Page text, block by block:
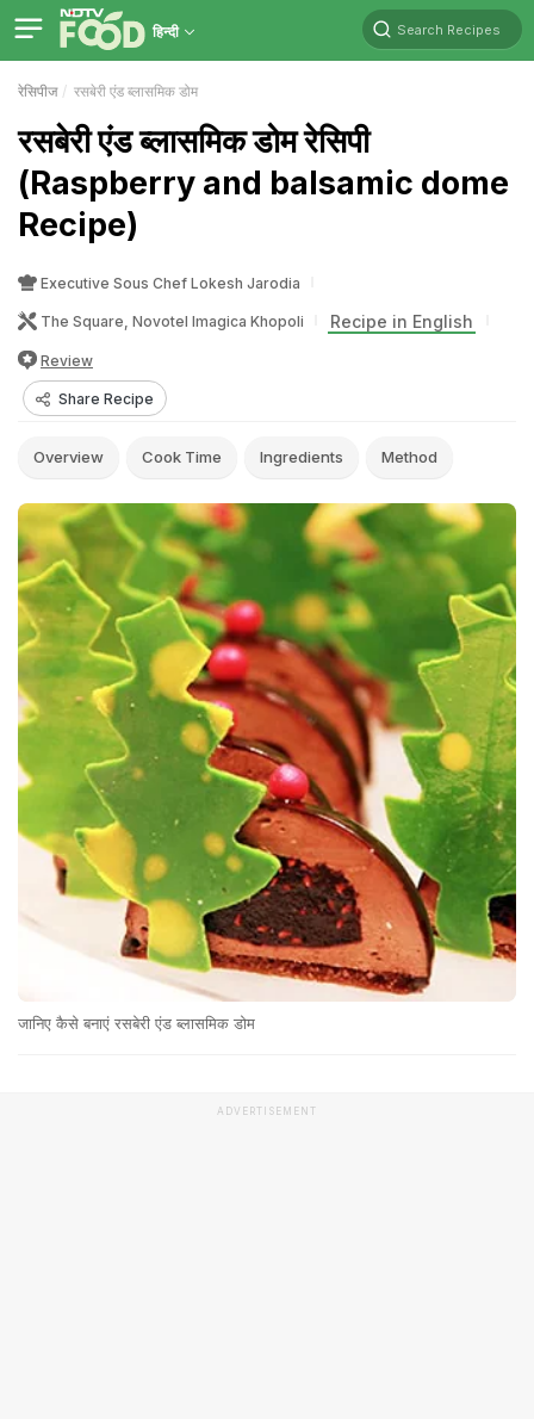
हिन्दी Search Recipes
रेसिपीज रसबेरी एंड ब्लासमिक डोम
रसबेरी एंड ब्लासमिक डोम रेसिपी
(Raspberry and balsamic dome
Recipe)
Executive Sous Chef Lokesh Jarodia
The Square, Novotel Imagica Khopoli Recipe in English
Review
Share Recipe
Overview Cook Time Ingredients Method
जानिए कैसे बनाएं रसबेरी एंड ब्लासमिक डोम
ADVERTISEMENT